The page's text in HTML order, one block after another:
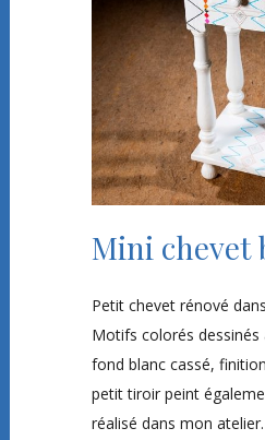
Mini chevet
Petit chevet rénové
Motifs colorés dessinés
fond blanc cassé,
petit tiroir peint
réalisé dans mon atelier.